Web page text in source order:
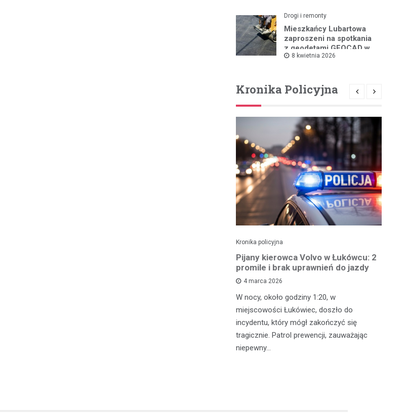
Drogi i remonty
Mieszkańcy Lubartowa
zaproszeni na spotkania
z geodetami GEOCAD w
sprawie budowy S19
8 kwietnia 2026
Kronika Policyjna
Kronika policyjna
Pijany kierowca Volvo w Łukówcu: 2
promile i brak uprawnień do jazdy
4 marca 2026
W nocy, około godziny 1:20, w
miejscowości Łukówiec, doszło do
incydentu, który mógł zakończyć się
tragicznie. Patrol prewencji, zauważając
niepewny…